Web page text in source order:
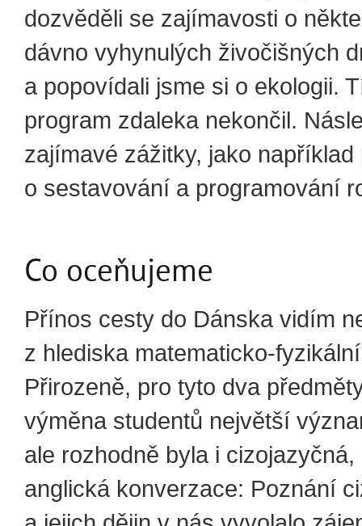
dozvěděli se zajímavosti o
dávno vyhynulých živočišných
a popovídali jsme si o ekologii.
program zdaleka nekončil.
zajímavé zážitky, jako například
o sestavování a programování
Co oceňujeme
Přínos cesty do Dánska vidím
z hlediska
Přirozeně, pro tyto dva
výměna studentů největší
ale rozhodně byla i
anglická konverzace: Poznání